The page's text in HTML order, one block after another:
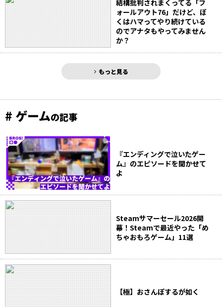
結構批判されまくってる「フ
ォールアウト76」だけど、ぼ
くはハマってやり続けている
のでアナタもやってみません
か？
もっと見る
# ゲームの記事
『エンディングで泣いたゲー
ム』のエピソードを聞かせて
よ
Steamサマーセール2026開
幕！Steamで最近やった「め
ちゃおもろゲーム」11選
【極】おさんぽするが如く